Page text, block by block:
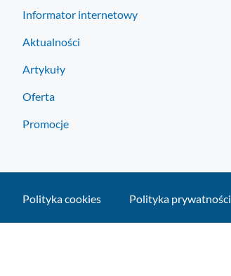
Informator internetowy
Aktualności
Artykuły
Oferta
Promocje
Polityka cookies Polityka prywatności